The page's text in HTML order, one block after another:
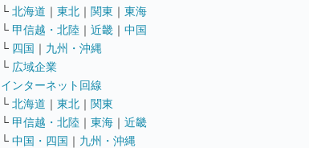
└ 北海道 ｜ 東北 ｜ 関東 ｜ 東海
└ 甲信越・北陸 ｜ 近畿 ｜ 中国
└ 四国 ｜ 九州・沖縄
└ 広域企業
インターネット回線
└ 北海道 ｜ 東北 ｜ 関東
└ 甲信越・北陸 ｜ 東海 ｜ 近畿
└ 中国・四国 ｜ 九州・沖縄